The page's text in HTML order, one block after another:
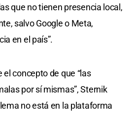
que no tienen presencia local,
salvo Google o Meta,
en el país”.
el concepto de que “las
por sí mismas”, Sternik
no está en la plataforma